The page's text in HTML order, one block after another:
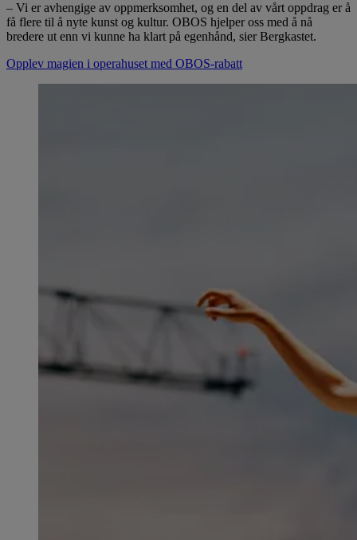
– Vi er avhengige av oppmerksomhet, og en del av vårt oppdrag er å
få flere til å nyte kunst og kultur. OBOS hjelper oss med å nå
bredere ut enn vi kunne ha klart på egenhånd, sier Bergkastet.
Opplev magien i operahuset med OBOS-rabatt